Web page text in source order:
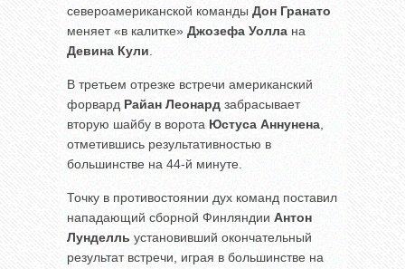
североамериканской команды Дон Гранато
меняет «в калитке» Джозефа Уолла на
Девина Кули
В третьем отрезке встречи американский
форвард Райан Леонард забрасывает
вторую шайбу в ворота Юстуса Аннунена
отметившись результативностью в
большинстве на 44-й минуте.
Точку в противостоянии дух команд поставил
нападающий сборной Финляндии Антон
Лунделль установивший окончательный
результат встречи, играя в большинстве на